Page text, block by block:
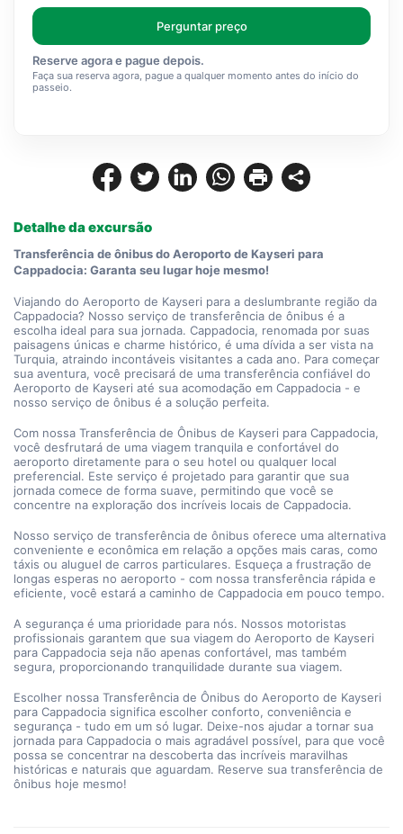
Detalhe da excursão
Transferência de ônibus do Aeroporto de Kayseri para
Cappadocia: Garanta seu lugar hoje mesmo!
Viajando do Aeroporto de Kayseri para a deslumbrante região da
Cappadocia? Nosso serviço de transferência de ônibus é a
escolha ideal para sua jornada. Cappadocia, renomada por suas
paisagens únicas e charme histórico, é uma dívida a ser vista na
Turquia, atraindo incontáveis visitantes a cada ano. Para começar
sua aventura, você precisará de uma transferência confiável do
Aeroporto de Kayseri até sua acomodação em Cappadocia - e
nosso serviço de ônibus é a solução perfeita.
Com nossa Transferência de Ônibus de Kayseri para Cappadocia,
você desfrutará de uma viagem tranquila e confortável do
aeroporto diretamente para o seu hotel ou qualquer local
preferencial. Este serviço é projetado para garantir que sua
jornada comece de forma suave, permitindo que você se
concentre na exploração dos incríveis locais de Cappadocia.
Nosso serviço de transferência de ônibus oferece uma alternativa
conveniente e econômica em relação a opções mais caras, como
táxis ou aluguel de carros particulares. Esqueça a frustração de
longas esperas no aeroporto - com nossa transferência rápida e
eficiente, você estará a caminho de Cappadocia em pouco tempo.
A segurança é uma prioridade para nós. Nossos motoristas
profissionais garantem que sua viagem do Aeroporto de Kayseri
para Cappadocia seja não apenas confortável, mas também
segura, proporcionando tranquilidade durante sua viagem.
Escolher nossa Transferência de Ônibus do Aeroporto de Kayseri
para Cappadocia significa escolher conforto, conveniência e
segurança - tudo em um só lugar. Deixe-nos ajudar a tornar sua
jornada para Cappadocia o mais agradável possível, para que você
possa se concentrar na descoberta das incríveis maravilhas
históricas e naturais que aguardam. Reserve sua transferência de
ônibus hoje mesmo!
Perguntar preço
Reserve agora e pague depois.
Faça sua reserva agora, pague a qualquer momento antes do início do
passeio.